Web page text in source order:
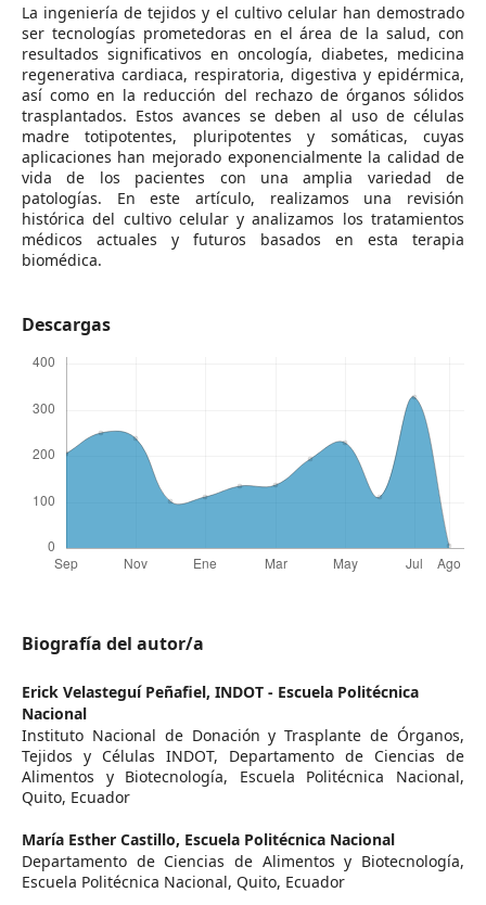
La ingeniería de tejidos y el cultivo celular han demostrado
ser tecnologías prometedoras en el área de la salud, con
resultados significativos en oncología, diabetes, medicina
regenerativa cardiaca, respiratoria, digestiva y epidérmica,
así como en la reducción del rechazo de órganos sólidos
trasplantados. Estos avances se deben al uso de células
madre totipotentes, pluripotentes y somáticas, cuyas
aplicaciones han mejorado exponencialmente la calidad de
vida de los pacientes con una amplia variedad de
patologías. En este artículo, realizamos una revisión
histórica del cultivo celular y analizamos los tratamientos
médicos actuales y futuros basados en esta terapia
biomédica.
Descargas
Biografía del autor/a
Erick Velasteguí Peñafiel, INDOT - Escuela Politécnica
Nacional
Instituto Nacional de Donación y Trasplante de Órganos,
Tejidos y Células INDOT, Departamento de Ciencias de
Alimentos y Biotecnología, Escuela Politécnica Nacional,
Quito, Ecuador
María Esther Castillo, Escuela Politécnica Nacional
Departamento de Ciencias de Alimentos y Biotecnología,
Escuela Politécnica Nacional, Quito, Ecuador